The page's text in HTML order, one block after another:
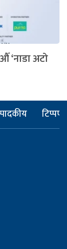
‘नाडा अटो
टिप्पणी